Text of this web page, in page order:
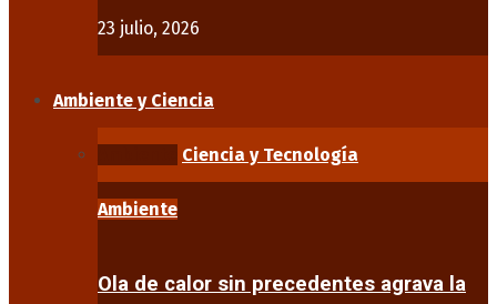
23 julio, 2026
Ambiente y Ciencia
Ciencia y Tecnología
Ambiente
Ola de calor sin precedentes agrava la